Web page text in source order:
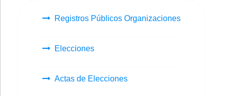
Registros Públicos Organizaciones
Elecciones
Actas de Elecciones